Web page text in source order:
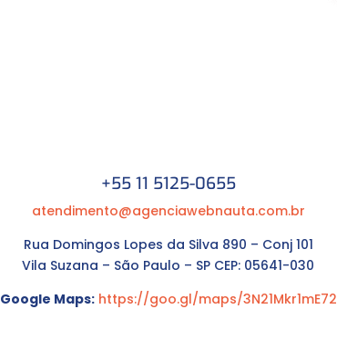
+55 11 5125-0655
atendimento@agenciawebnauta.com.br
Rua Domingos Lopes da Silva 890 – Conj 101
Vila Suzana – São Paulo – SP CEP: 05641-030
Google Maps: https://goo.gl/maps/3N21Mkr1mE72